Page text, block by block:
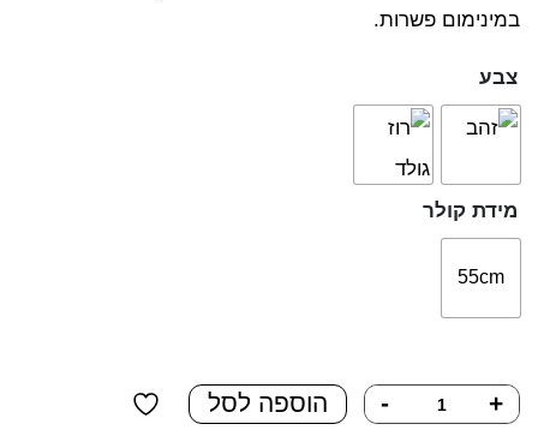
במינימום פשרות.
צבע
מידת קולר
55cm
+
כמות
של
- הוספה לסל